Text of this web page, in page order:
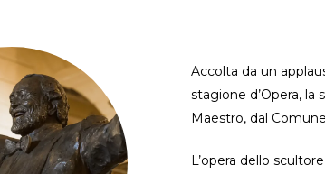
Accolta da un
stagione d’Opera,
Maestro, dal
L’opera dello